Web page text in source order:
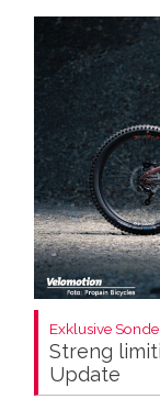
Exklusive
Streng
Update